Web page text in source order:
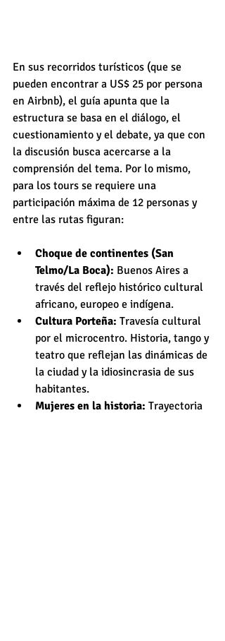
En sus recorridos turísticos (que se
pueden encontrar a US$ 25 por persona
en Airbnb), el guía apunta que la
estructura se basa en el diálogo, el
cuestionamiento y el debate, ya que con
la discusión busca acercarse a la
comprensión del tema. Por lo mismo,
para los tours se requiere una
participación máxima de 12 personas y
entre las rutas figuran:
Choque de continentes (San
Telmo/La Boca): Buenos Aires a
través del reflejo histórico cultural
africano, europeo e indígena.
Cultura Porteña: Travesía cultural
por el microcentro. Historia, tango y
teatro que reflejan las dinámicas de
la ciudad y la idiosincrasia de sus
habitantes.
Mujeres en la historia: Trayectoria